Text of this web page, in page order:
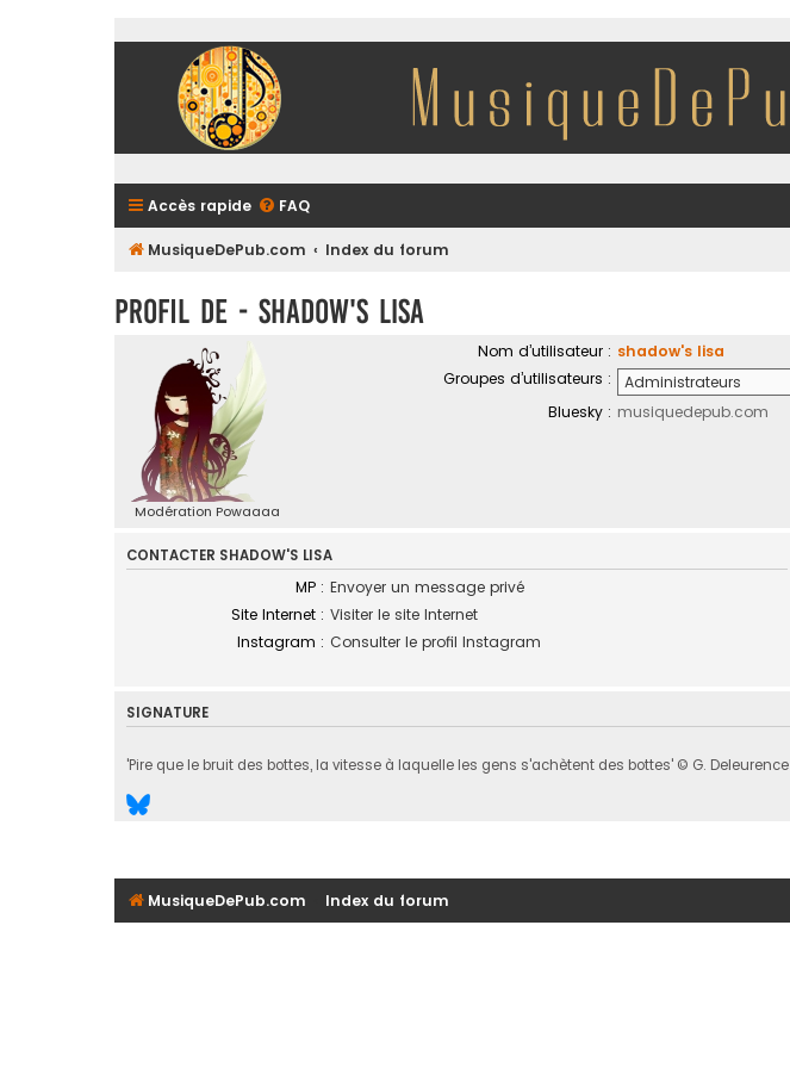
Accès rapide FAQ
MusiqueDePub.com Index du forum
Profil de - shadow's lisa
Modération Powaaaa
Nom d’utilisateur : shadow's lisa
Groupes d’utilisateurs :
Bluesky : musiquedepub.com
CONTACTER SHADOW'S LISA
MP : Envoyer un message privé
Site Internet : Visiter le site Internet
Instagram : Consulter le profil Instagram
SIGNATURE
'Pire que le bruit des bottes, la vitesse à laquelle les gens s'achètent des bottes' © G. Deleurence
MusiqueDePub.com Index du forum